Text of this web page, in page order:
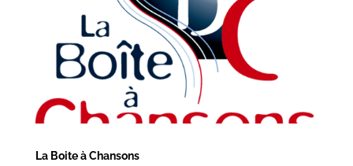
La Boite à Chansons